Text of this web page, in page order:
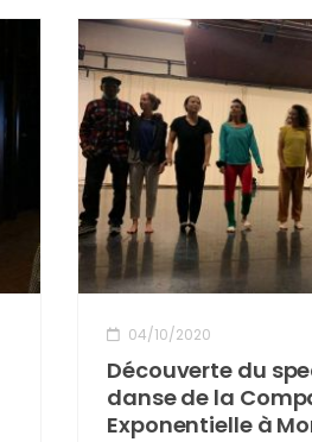
04/10/2020
Découverte du
danse de la
Exponentielle à